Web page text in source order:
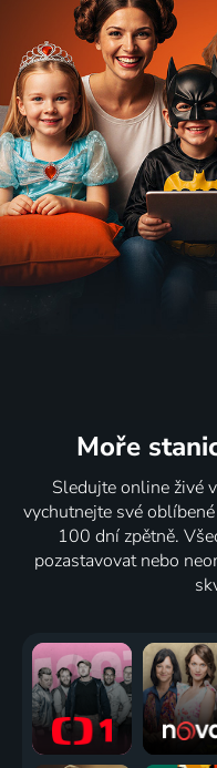
Moře
Sledujte online živé
vychutnejte své
100 dní zpětně.
pozastavovat nebo